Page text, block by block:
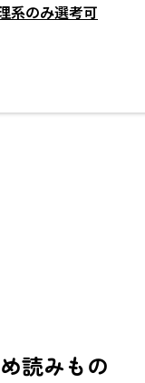
系のみ選考可
読みもの